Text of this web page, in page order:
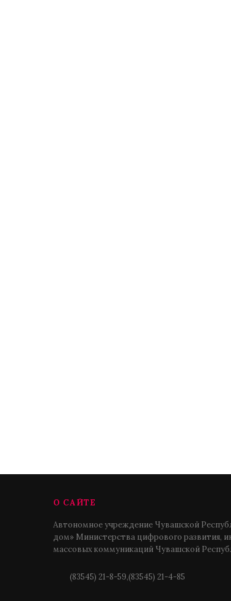
О САЙТЕ
Автономное учреждение Чувашской
дом» Министерства цифрового развития,
массовых коммуникаций Чувашской
(83545) 21-8-59,(83545) 21-4-85